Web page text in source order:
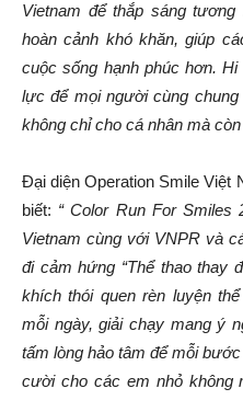
Vietnam để thắp sáng
hoàn cảnh khó khăn, giúp
cuộc sống hạnh phúc hơn.
lực để mọi người cùng
không chỉ cho cá nhân mà
Đại diện Operation Smile Việt
biết: “ Color Run For Smiles
Vietnam cùng với VNPR và
đi cảm hứng “Thể thao thay
khích thói quen rèn luyện
mỗi ngày, giải chạy mang ý
tấm lòng hảo tâm để mỗi
cười cho các em nhỏ không